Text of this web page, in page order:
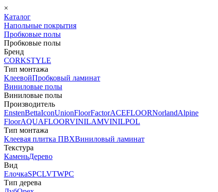
×
Каталог
Напольные покрытия
Пробковые полы
Пробковые полы
Бренд
CORKSTYLE
Тип монтажа
КлеевойПробковый ламинат
Виниловые полы
Виниловые полы
Производитель
EnstenBettaIconUnionFloorFactorACEFLOORNorlandAlpine
FloorAQUAFLOORVINILAMVINILPOL
Тип монтажа
Клеевая плитка ПВХВиниловый ламинат
Текстура
КаменьДерево
Вид
ЕлочкаSPCLVTWPC
Тип дерева